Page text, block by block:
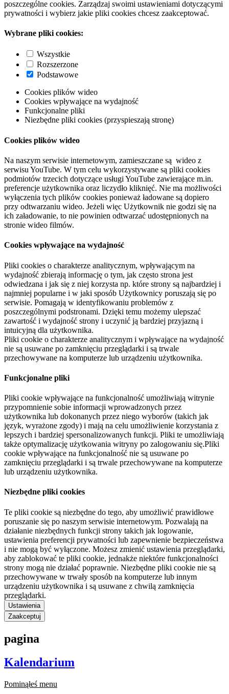
poszczególne cookies. Zarządzaj swoimi ustawieniami dotyczącymi
prywatności i wybierz jakie pliki cookies chcesz zaakceptować.
Wybrane pliki cookies:
Wszystkie
Rozszerzone
Podstawowe
Cookies plików wideo
Cookies wpływające na wydajność
Funkcjonalne pliki
Niezbędne pliki cookies (przyspieszają stronę)
Cookies plików wideo
Na naszym serwisie internetowym, zamieszczane są wideo z
serwisu YouTube. W tym celu wykorzystywane są pliki cookies
podmiotów trzecich dotyczące usługi YouTube zawierające m.in.
preferencje użytkownika oraz liczydło kliknięć. Nie ma możliwości
wyłączenia tych plików cookies ponieważ ładowane są dopiero
przy odtwarzaniu wideo. Jeżeli więc Użytkownik nie godzi się na
ich załadowanie, to nie powinien odtwarzać udostępnionych na
stronie wideo filmów.
Cookies wpływające na wydajność
Pliki cookies o charakterze analitycznym, wpływającym na
wydajność zbierają informację o tym, jak często strona jest
odwiedzana i jak się z niej korzysta np. które strony są najbardziej i
najmniej popularne i w jaki sposób Użytkownicy poruszają się po
serwisie. Pomagają w identyfikowaniu problemów z
poszczególnymi podstronami. Dzięki temu możemy ulepszać
zawartość i wydajność strony i uczynić ją bardziej przyjazną i
intuicyjną dla użytkownika.
Pliki cookie o charakterze analitycznym i wpływające na wydajność
nie są usuwane po zamknięciu przeglądarki i są trwale
przechowywane na komputerze lub urządzeniu użytkownika.
Funkcjonalne pliki
Pliki cookie wpływające na funkcjonalność umożliwiają witrynie
przypomnienie sobie informacji wprowadzonych przez
użytkownika lub dokonanych przez niego wyborów (takich jak
język, wyrażone zgody) i mają na celu umożliwienie korzystania z
lepszych i bardziej spersonalizowanych funkcji. Pliki te umożliwiają
także optymalizację użytkowania witryny po zalogowaniu się.Pliki
cookie wpływające na funkcjonalność nie są usuwane po
zamknięciu przeglądarki i są trwale przechowywane na komputerze
lub urządzeniu użytkownika.
Niezbędne pliki cookies
Te pliki cookie są niezbędne do tego, aby umożliwić prawidłowe
poruszanie się po naszym serwisie internetowym. Pozwalają na
działanie niezbędnych funkcji strony takich jak logowanie,
ustawienia preferencji prywatności lub zapewnienie bezpieczeństwa
i nie mogą być wyłączone. Możesz zmienić ustawienia przeglądarki,
aby zablokować te pliki cookie, jednakże niektóre funkcjonalności
strony mogą nie działać poprawnie. Niezbędne pliki cookie nie są
przechowywane w trwały sposób na komputerze lub innym
urządzeniu użytkownika i są usuwane z chwilą zamknięcia
przeglądarki.
Ustawienia
Zaakceptuj
pagina
Kalendarium
Pominąłeś menu